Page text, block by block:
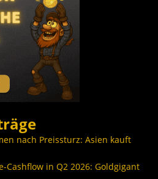
nach Preissturz: Asien kauft
Cashflow in Q2 2026: Goldgigant